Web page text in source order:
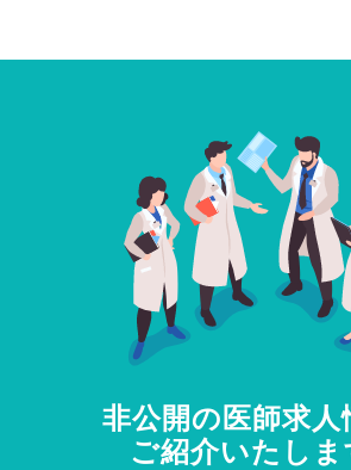
非公開の医師求人
ご紹介いたしま